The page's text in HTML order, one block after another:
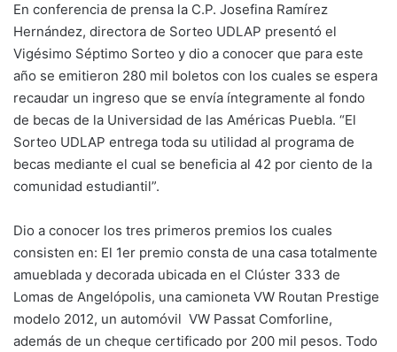
En conferencia de prensa la C.P. Josefina Ramírez
Hernández, directora de Sorteo UDLAP presentó el
Vigésimo Séptimo Sorteo y dio a conocer que para este
año se emitieron 280 mil boletos con los cuales se espera
recaudar un ingreso que se envía íntegramente al fondo
de becas de la Universidad de las Américas Puebla. “El
Sorteo UDLAP entrega toda su utilidad al programa de
becas mediante el cual se beneficia al 42 por ciento de la
comunidad estudiantil”.
Dio a conocer los tres primeros premios los cuales
consisten en: El 1er premio consta de una casa totalmente
amueblada y decorada ubicada en el Clúster 333 de
Lomas de Angelópolis, una camioneta VW Routan Prestige
modelo 2012, un automóvil VW Passat Comforline,
además de un cheque certificado por 200 mil pesos. Todo